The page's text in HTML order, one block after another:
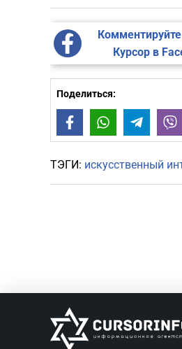
Курсор в
Поделиться:
FacebookWhatsApp
ТЭГИ: искусственный